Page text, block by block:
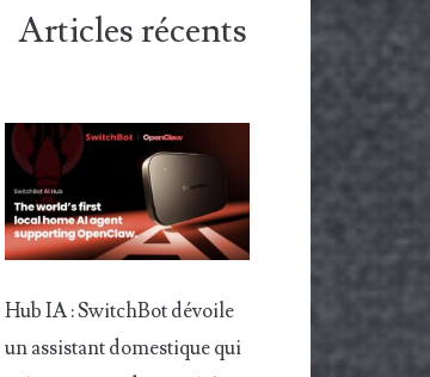
Articles récents
Hub IA : SwitchBot dévoile
un assistant domestique qui